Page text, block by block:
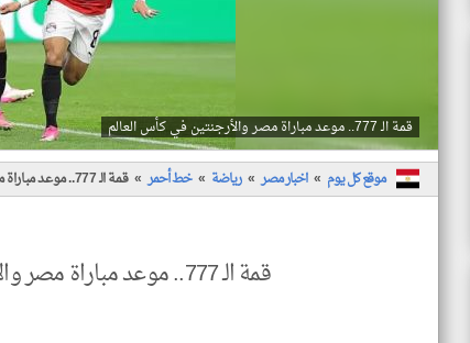
قمة الـ 777.. موعد مباراة مصر والأرجنتين في كأس العالم
موقع كل يوم اخبار مصر رياضة خط أحمر قمة الـ 777.. موعد مباراة مصر والأرجنتين في كأس العالم
قمة الـ 777.. موعد مباراة مصر والأرجنتين في كأس العالم